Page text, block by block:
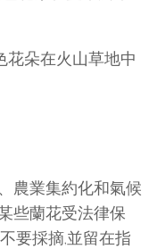
花朵在火山草地中
農業集約化和氣候
些蘭花受法律保
要採摘,並留在指